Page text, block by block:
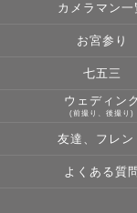
カメラマン一
お宮参り
七五三
ウェディン
(前撮り、後撮り)
友達、フレン
よくある質問